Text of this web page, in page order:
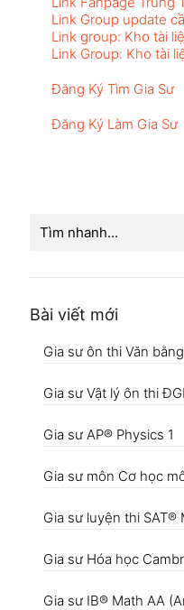
Link Group update
Link group: Kho tài
Link Group: Kho tài
Đăng Ký Tìm Gia Sư
Đăng Ký Làm Gia Sư
Bài viết mới
Gia sư ôn thi Văn
Gia sư Vật lý ôn thi
Gia sư AP® Physics 1
Gia sư môn Cơ học
Gia sư luyện thi SAT®
Gia sư Hóa học
Gia sư IB® Math AA